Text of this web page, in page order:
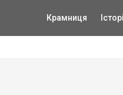
Крамниця